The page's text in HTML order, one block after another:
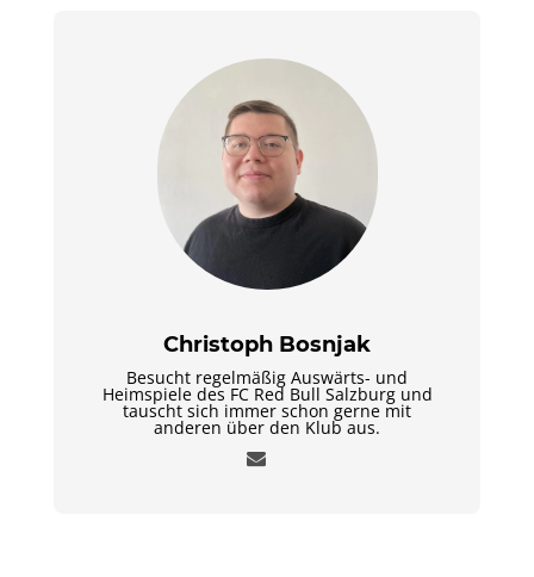
Christoph Bosnjak
Besucht regelmäßig Auswärts- und
Heimspiele des FC Red Bull Salzburg und
tauscht sich immer schon gerne mit
anderen über den Klub aus.